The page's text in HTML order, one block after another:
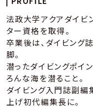
法政大学アクアダイビ
ター資格を取得。
卒業後は、ダイビング
脚。
潜ったダイビングポイ
ろんな海を潜ること。
ダイビング入門誌副編
上げ初代編集長に。